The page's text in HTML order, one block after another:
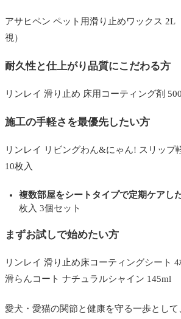
アサヒペン ペット用滑り止めワックス 2L
視）
耐久性と仕上がり品質にこだわる方
リンレイ 滑り止め 床用コーティング剤
施工の手軽さを最優先したい方
リンレイ リビングわん&にゃん! スリップ
10枚入
複数部屋をシートタイプで定期ケアし
枚入 3個セット
まずお試しで始めたい方
リンレイ 滑り止め床コーティングシート
滑らんコート ナチュラルシャイン 145ml
愛犬・愛猫の関節と健康を守る一歩とし